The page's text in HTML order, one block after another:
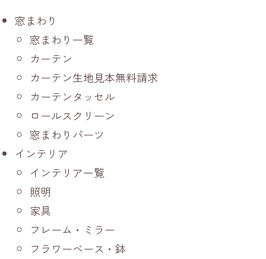
窓まわり
窓まわり一覧
カーテン
カーテン生地見本無料請求
カーテンタッセル
ロールスクリーン
窓まわりパーツ
インテリア
インテリア一覧
照明
家具
フレーム・ミラー
フラワーベース・鉢